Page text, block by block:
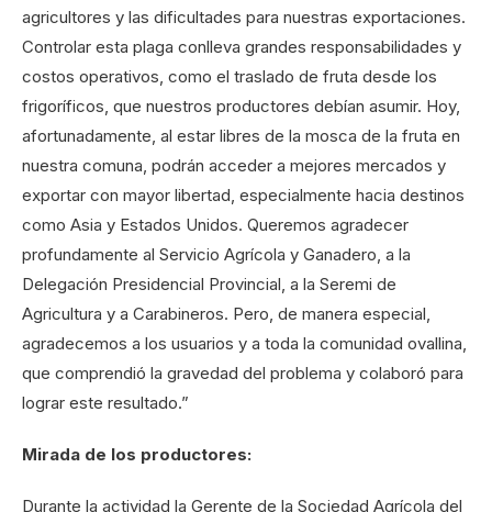
agricultores y las dificultades para nuestras exportaciones.
Controlar esta plaga conlleva grandes responsabilidades y
costos operativos, como el traslado de fruta desde los
frigoríficos, que nuestros productores debían asumir. Hoy,
afortunadamente, al estar libres de la mosca de la fruta en
nuestra comuna, podrán acceder a mejores mercados y
exportar con mayor libertad, especialmente hacia destinos
como Asia y Estados Unidos. Queremos agradecer
profundamente al Servicio Agrícola y Ganadero, a la
Delegación Presidencial Provincial, a la Seremi de
Agricultura y a Carabineros. Pero, de manera especial,
agradecemos a los usuarios y a toda la comunidad ovallina,
que comprendió la gravedad del problema y colaboró para
lograr este resultado.”
Mirada de los productores:
Durante la actividad la Gerente de la Sociedad Agrícola del